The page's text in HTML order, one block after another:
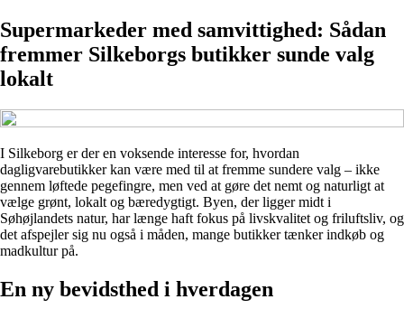
Supermarkeder med samvittighed: Sådan
fremmer Silkeborgs butikker sunde valg
lokalt
I Silkeborg er der en voksende interesse for, hvordan
dagligvarebutikker kan være med til at fremme sundere valg – ikke
gennem løftede pegefingre, men ved at gøre det nemt og naturligt at
vælge grønt, lokalt og bæredygtigt. Byen, der ligger midt i
Søhøjlandets natur, har længe haft fokus på livskvalitet og friluftsliv, og
det afspejler sig nu også i måden, mange butikker tænker indkøb og
madkultur på.
En ny bevidsthed i hverdagen